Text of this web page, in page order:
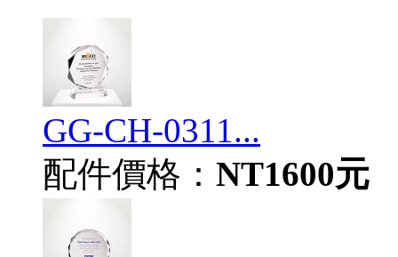
GG-CH-0311...
配件價格： NT1600元